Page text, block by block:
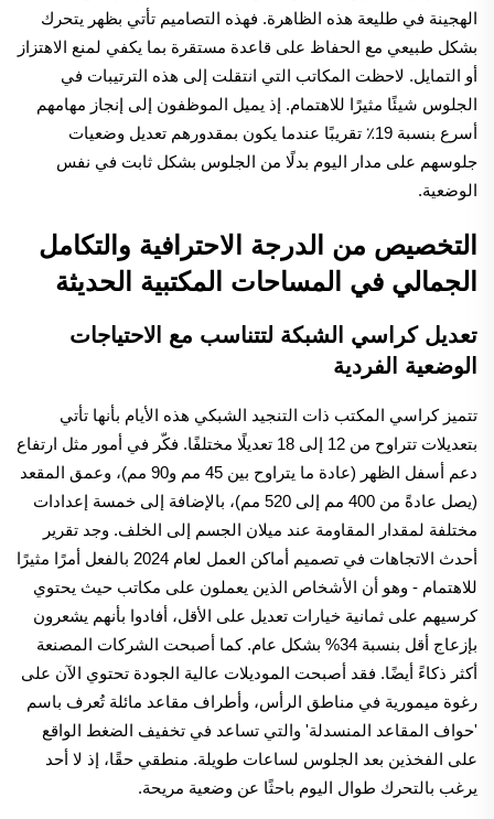
الهجينة في طليعة هذه الظاهرة. فهذه التصاميم تأتي بظهر يتحرك
بشكل طبيعي مع الحفاظ على قاعدة مستقرة بما يكفي لمنع الاهتزاز
أو التمايل. لاحظت المكاتب التي انتقلت إلى هذه الترتيبات في
الجلوس شيئًا مثيرًا للاهتمام. إذ يميل الموظفون إلى إنجاز مهامهم
أسرع بنسبة 19٪ تقريبًا عندما يكون بمقدورهم تعديل وضعيات
جلوسهم على مدار اليوم بدلًا من الجلوس بشكل ثابت في نفس
الوضعية.
التخصيص من الدرجة الاحترافية والتكامل
الجمالي في المساحات المكتبية الحديثة
تعديل كراسي الشبكة لتتناسب مع الاحتياجات
الوضعية الفردية
تتميز كراسي المكتب ذات التنجيد الشبكي هذه الأيام بأنها تأتي
بتعديلات تتراوح من 12 إلى 18 تعديلًا مختلفًا. فكّر في أمور مثل ارتفاع
دعم أسفل الظهر (عادة ما يتراوح بين 45 مم و90 مم)، وعمق المقعد
(يصل عادةً من 400 مم إلى 520 مم)، بالإضافة إلى خمسة إعدادات
مختلفة لمقدار المقاومة عند ميلان الجسم إلى الخلف. وجد تقرير
أحدث الاتجاهات في تصميم أماكن العمل لعام 2024 بالفعل أمرًا مثيرًا
للاهتمام - وهو أن الأشخاص الذين يعملون على مكاتب حيث يحتوي
كرسيهم على ثمانية خيارات تعديل على الأقل، أفادوا بأنهم يشعرون
بإزعاج أقل بنسبة 34% بشكل عام. كما أصبحت الشركات المصنعة
أكثر ذكاءً أيضًا. فقد أصبحت الموديلات عالية الجودة تحتوي الآن على
رغوة ميمورية في مناطق الرأس، وأطراف مقاعد مائلة تُعرف باسم
'حواف المقاعد المنسدلة' والتي تساعد في تخفيف الضغط الواقع
على الفخذين بعد الجلوس لساعات طويلة. منطقي حقًا، إذ لا أحد
يرغب بالتحرك طوال اليوم باحثًا عن وضعية مريحة.